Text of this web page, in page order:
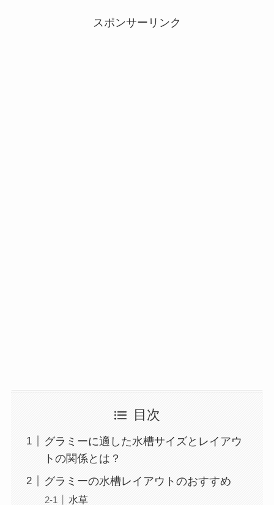
スポンサーリンク
目次
グラミーに適した水槽サイズとレイアウ
トの関係とは？
グラミーの水槽レイアウトのおすすめ
水草